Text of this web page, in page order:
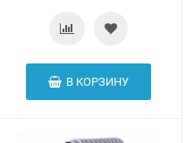
В КОРЗИНУ